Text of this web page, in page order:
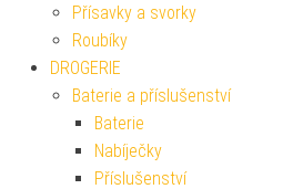
Přísavky a svorky
Roubíky
DROGERIE
Baterie a příslušenství
Baterie
Nabíječky
Příslušenství